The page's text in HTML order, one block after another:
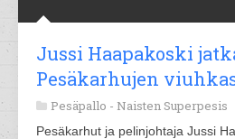
Jussi Haapakoski
Pesäkarhujen
Pesäpallo - Naisten Superpesis
Pesäkarhut ja pelinjohtaja Jussi